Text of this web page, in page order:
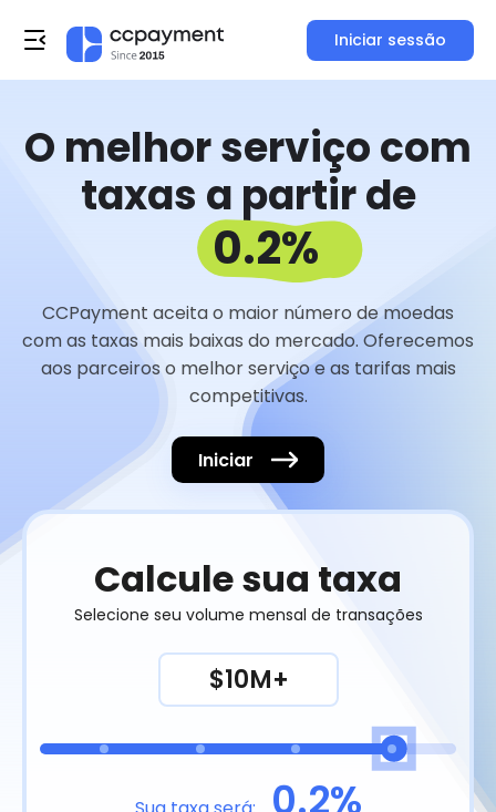
Iniciar sessão
O melhor serviço com
taxas a partir de
0.2%
CCPayment aceita o maior número de moedas
com as taxas mais baixas do mercado. Oferecemos
aos parceiros o melhor serviço e as tarifas mais
competitivas.
Iniciar
Calcule sua taxa
Selecione seu volume mensal de transações
$10M+
0.2%